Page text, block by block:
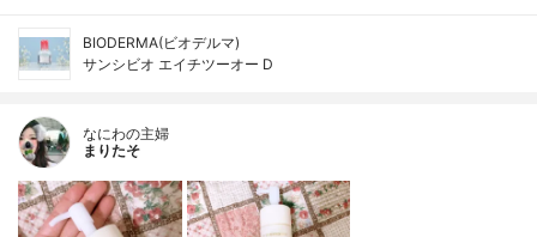
BIODERMA(ビオデルマ)
サンシビオ エイチツーオー D
なにわの主婦
まりたそ